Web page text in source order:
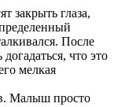
закрыть глаза,
После
что это
мелкая
Малыш просто